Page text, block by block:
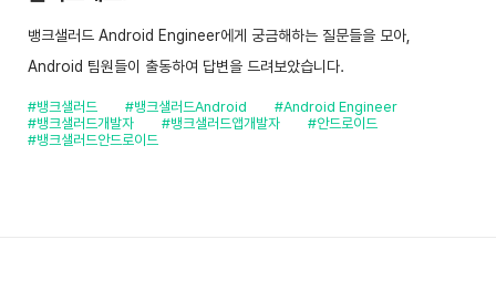
뱅크샐러드 Android Engineer에게 궁금해하는 질문들을 모아,
Android 팀원들이 출동하여 답변을 드려보았습니다.
#뱅크샐러드 #뱅크샐러드Android
#Android Engineer
#뱅크샐러드개발자
#뱅크샐러드앱개발자
#안드로이드
#뱅크샐러드안드로이드